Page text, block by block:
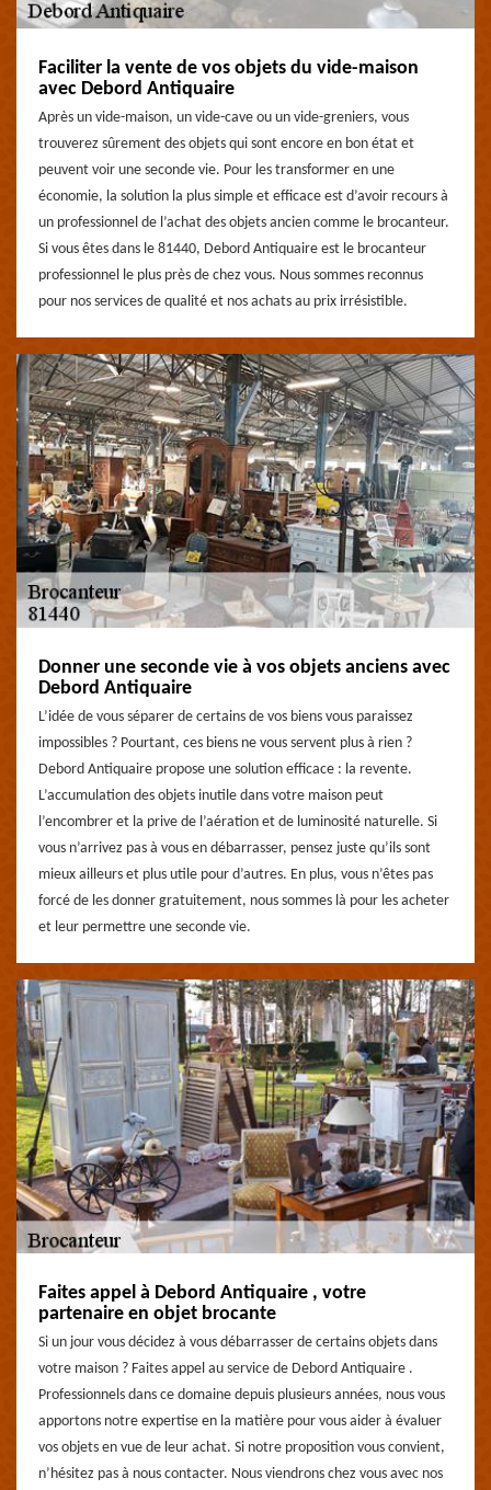
Faciliter la vente de vos objets du vide-maison
avec Debord Antiquaire
Après un vide-maison, un vide-cave ou un vide-greniers, vous
trouverez sûrement des objets qui sont encore en bon état et
peuvent voir une seconde vie. Pour les transformer en une
économie, la solution la plus simple et efficace est d’avoir recours à
un professionnel de l’achat des objets ancien comme le brocanteur.
Si vous êtes dans le 81440, Debord Antiquaire est le brocanteur
professionnel le plus près de chez vous. Nous sommes reconnus
pour nos services de qualité et nos achats au prix irrésistible.
Donner une seconde vie à vos objets anciens avec
Debord Antiquaire
L’idée de vous séparer de certains de vos biens vous paraissez
impossibles ? Pourtant, ces biens ne vous servent plus à rien ?
Debord Antiquaire propose une solution efficace : la revente.
L’accumulation des objets inutile dans votre maison peut
l’encombrer et la prive de l’aération et de luminosité naturelle. Si
vous n’arrivez pas à vous en débarrasser, pensez juste qu’ils sont
mieux ailleurs et plus utile pour d’autres. En plus, vous n’êtes pas
forcé de les donner gratuitement, nous sommes là pour les acheter
et leur permettre une seconde vie.
Faites appel à Debord Antiquaire , votre
partenaire en objet brocante
Si un jour vous décidez à vous débarrasser de certains objets dans
votre maison ? Faites appel au service de Debord Antiquaire .
Professionnels dans ce domaine depuis plusieurs années, nous vous
apportons notre expertise en la matière pour vous aider à évaluer
vos objets en vue de leur achat. Si notre proposition vous convient,
n’hésitez pas à nous contacter. Nous viendrons chez vous avec nos